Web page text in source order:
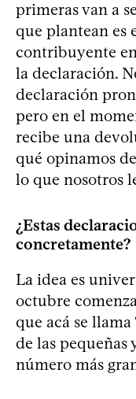
primeras van a
que plantean es
contribuyente
la declaración.
declaración
pero en el
recibe una
qué opinamos
lo que nosotros
¿Estas
concretamente?
La idea es
octubre
que acá se llama
de las pequeñas
número más